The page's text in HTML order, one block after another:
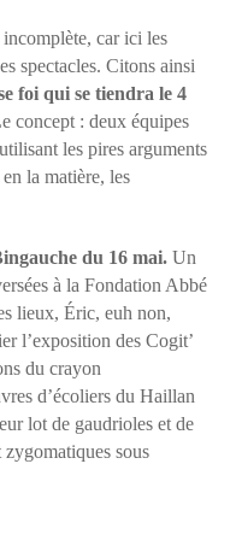
incomplète, car ici les
spectacles. Citons ainsi
foi qui se tiendra le 4
concept : deux équipes
les pires arguments
la matière, les
du 16 mai. Un
à la Fondation Abbé
lieux, Éric, euh non,
l’exposition des Cogit’
du crayon
d’écoliers du Haillan
lot de gaudrioles et de
sous